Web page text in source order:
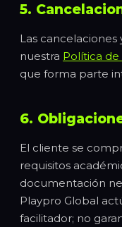
5.
Las
nuestra Política de
que forma parte
6.
El cliente se
requisitos
documentación
Playpro Global
facilitador; no